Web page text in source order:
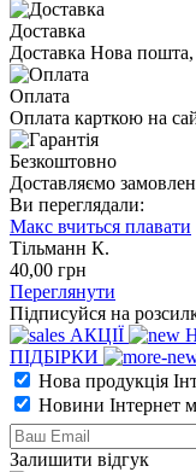
Доставка
Доставка Нова
Оплата
Оплата карткою на
Безкоштовно
Доставляємо
Ви переглядали:
Макс вчиться плавати
Тільманн К.
40,00 грн
Переглянути
Підписуйся на
АКЦІЇ
ПІДБІРКИ
Нова продукція
Новини Інтернет
Залишити відгук